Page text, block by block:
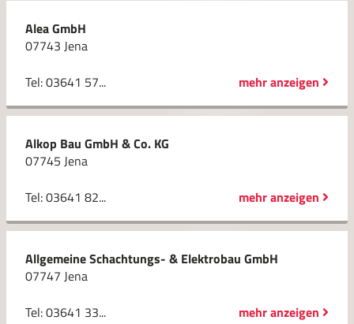
Alea GmbH
07743 Jena
Tel: 03641 57...
mehr anzeigen
Alkop Bau GmbH & Co. KG
07745 Jena
Tel: 03641 82...
mehr anzeigen
Allgemeine Schachtungs- & Elektrobau GmbH
07747 Jena
Tel: 03641 33...
mehr anzeigen